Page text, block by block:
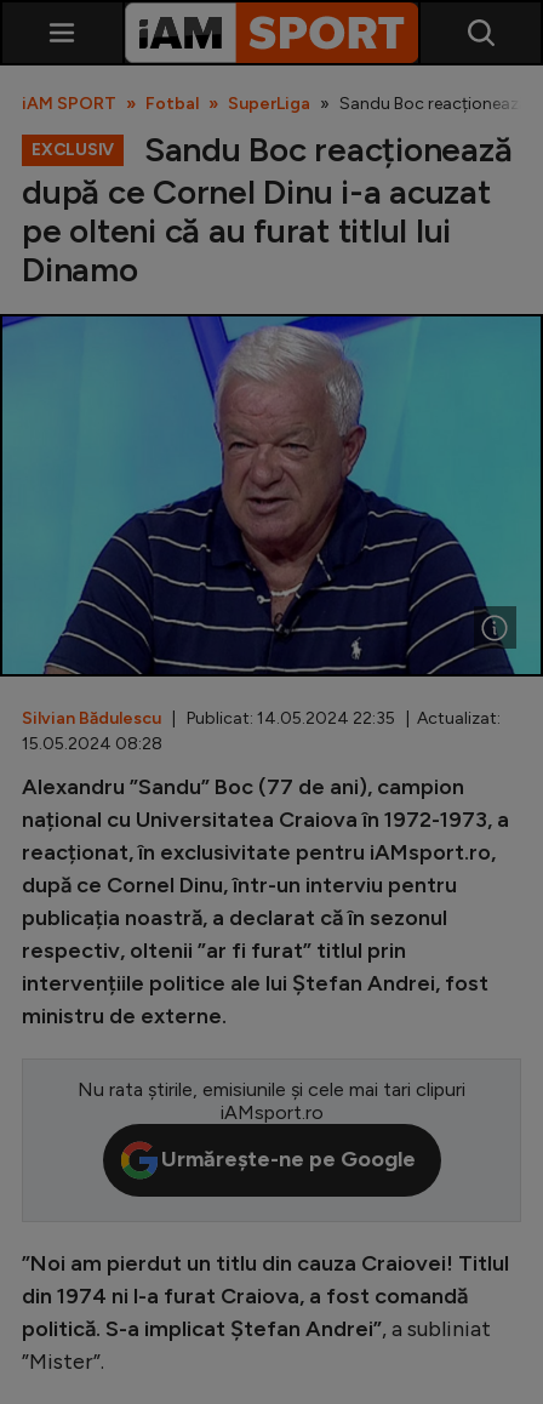
SuperLiga
Liga 2
Cupa României
Echipa Națională
U21
Fotbal feminin
Special
Diverse
Inedit
Clasamente
Champions League
Europa League
Conference League
CM 2026
Premier League
Serie A
Bundesliga
Campionate
Starurile fotbalului
EURO 2024
iAM SPORT Fotbal SuperLiga Sandu Boc reacționează
EXCLUSIV
Sandu Boc reacționează
după ce Cornel Dinu i-a acuzat
pe olteni că au furat titlul lui
Dinamo
Silvian Bădulescu | Publicat: 14.05.2024 22:35 | Actualizat:
15.05.2024 08:28
Alexandru ”Sandu” Boc (77 de ani), campion
național cu Universitatea Craiova în 1972-1973, a
reacționat, în exclusivitate pentru iAMsport.ro,
după ce Cornel Dinu, într-un interviu pentru
publicația noastră, a declarat că în sezonul
respectiv, oltenii ”ar fi furat” titlul prin
intervențiile politice ale lui Ștefan Andrei, fost
ministru de externe.
Nu rata știrile, emisiunile și cele mai tari clipuri
iAMsport.ro
Urmărește-ne pe Google
”Noi am pierdut un titlu din cauza Craiovei! Titlul
din 1974 ni l-a furat Craiova, a fost comandă
politică. S-a implicat Ștefan Andrei”, a subliniat
”Mister”.